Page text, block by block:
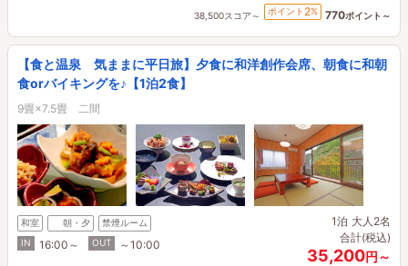
38,500スコア～ ポイント 2% 770ポイント～
【食と温泉 気ままに平日旅】夕食に和洋創作会席、朝食に和朝
食orバイキングを♪【1泊2食】
9畳×7.5畳 二間
和室 朝・夕
禁煙ルーム
IN
16:00～ OUT ～10:00
1泊 大人2名
合計(税込)
35,200円～